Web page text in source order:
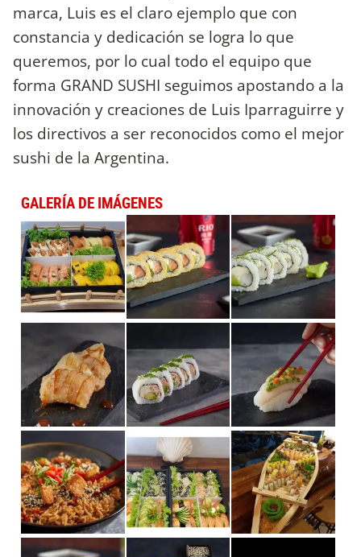
marca, Luis es el claro ejemplo que con
constancia y dedicación se logra lo que
queremos, por lo cual todo el equipo que
forma GRAND SUSHI seguimos apostando a la
innovación y creaciones de Luis Iparraguirre y
los directivos a ser reconocidos como el mejor
sushi de la Argentina.
GALERÍA DE IMÁGENES